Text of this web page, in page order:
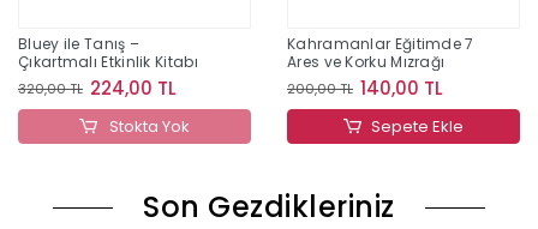
Bluey ile Tanış –
Çıkartmalı Etkinlik Kitabı
320,00 TL 224,00 TL
Stokta Yok
Kahramanlar Eğitimde 7
Ares ve Korku Mızrağı
200,00 TL 140,00 TL
Sepete Ekle
Son Gezdikleriniz